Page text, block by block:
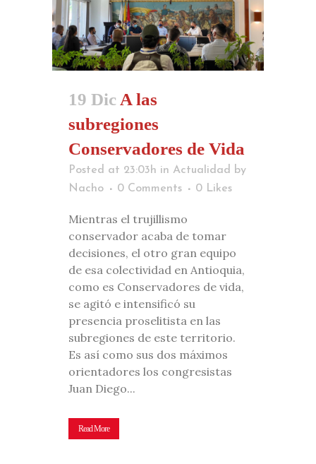
19 Dic A las
subregiones
Conservadores de Vida
Posted at 23:03h in Actualidad
by
Nacho
0 Comments 0 Likes
Mientras el trujillismo
conservador acaba de tomar
decisiones, el otro gran equipo
de esa colectividad en Antioquia,
como es Conservadores de vida,
se agitó e intensificó su
presencia proselitista en las
subregiones de este territorio.
Es así como sus dos máximos
orientadores los congresistas
Juan Diego...
Read More